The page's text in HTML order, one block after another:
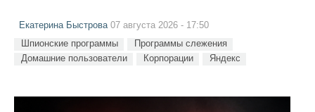
Екатерина Быстрова 07 августа 2026 - 17:50
Шпионские программы
Программы слежения
Домашние пользователи
Корпорации Яндекс